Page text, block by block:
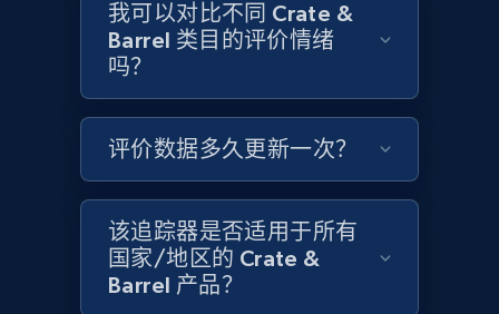
1.3K+ 175+ 立即开始
Target - Discover products by category url
URL, Product id, Title, Product description,
Rating, Reviews count, Initial price, Discount,
and more.
1.3K+ 175+ 立即开始
我可以对比不同 Crate &
Barrel 类目的评价情绪
吗？
评价数据多久更新一次？
该追踪器是否适用于所有
国家/地区的 Crate &
Barrel 产品？